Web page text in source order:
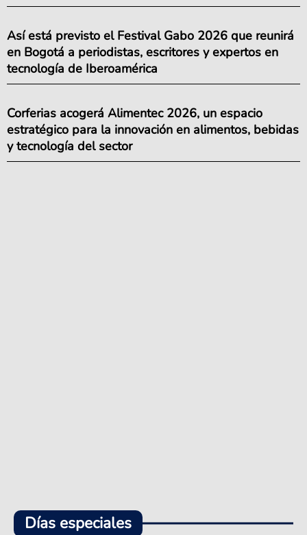
Así está previsto el Festival Gabo 2026 que reunirá
en Bogotá a periodistas, escritores y expertos en
tecnología de Iberoamérica
Corferias acogerá Alimentec 2026, un espacio
estratégico para la innovación en alimentos, bebidas
y tecnología del sector
Días especiales